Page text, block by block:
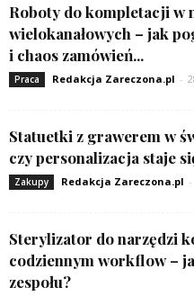
Roboty do kompletacji w
wielokanałowych – jak
i chaos zamówień...
Praca Redakcja Zareczona.pl -
Statuetki z grawerem w
czy personalizacja staje
Zakupy Redakcja Zareczona.pl -
Sterylizator do narzędzi
codziennym workflow –
zespołu?